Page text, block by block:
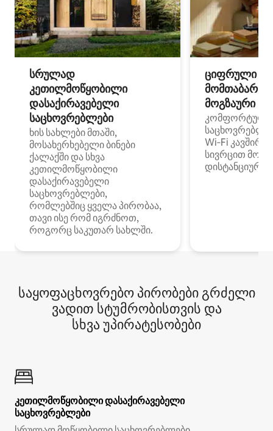
სრულად
კეთილმოწყობილი
დასაქირავებელი
საცხოვრებლები
ხის სახლები მთაში,
მოსახერხებელი ბინები
ქალაქში და სხვა
კეთილმოწყობილი
დასაქირავებელი
საცხოვრებლები,
რომლებშიც ყველა პირობაა,
თავი ისე რომ იგრძნოთ,
როგორც საკუთარ სახლში.
ციფრული
მოგზაური
კომფორტული
Wi‑Fi
სივრცით
დისტანციური
საყოფაცხოვრებო პირობები გრძელი
ვადით სტუმრობისთვის და
სხვა უპირატესობები
კეთილმოწყობილი დასაქირავებელი
საცხოვრებლები